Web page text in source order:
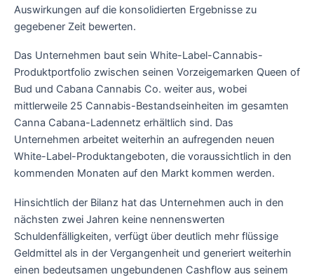
Auswirkungen auf die konsolidierten Ergebnisse zu
gegebener Zeit bewerten.
Das Unternehmen baut sein White-Label-Cannabis-
Produktportfolio zwischen seinen Vorzeigemarken Queen of
Bud und Cabana Cannabis Co. weiter aus, wobei
mittlerweile 25 Cannabis-Bestandseinheiten im gesamten
Canna Cabana-Ladennetz erhältlich sind. Das
Unternehmen arbeitet weiterhin an aufregenden neuen
White-Label-Produktangeboten, die voraussichtlich in den
kommenden Monaten auf den Markt kommen werden.
Hinsichtlich der Bilanz hat das Unternehmen auch in den
nächsten zwei Jahren keine nennenswerten
Schuldenfälligkeiten, verfügt über deutlich mehr flüssige
Geldmittel als in der Vergangenheit und generiert weiterhin
einen bedeutsamen ungebundenen Cashflow aus seinem